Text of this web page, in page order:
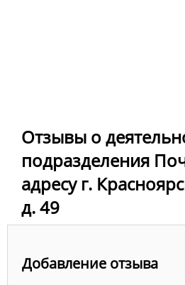
Отзывы о
подразделения
адресу г.
д. 49
Добавление отзыва